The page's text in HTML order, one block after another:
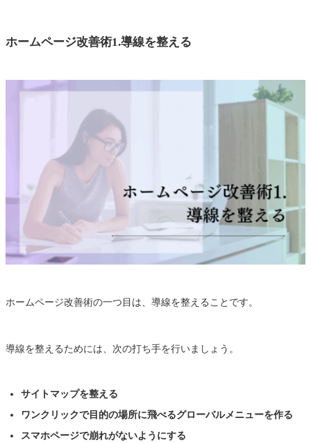
ホームページ改善術1.導線を整える
ホームページ改善術の一つ目は、導線を整えることです。
導線を整えるためには、次の打ち手を行いましょう。
サイトマップを整える
ワンクリックで目的の場所に飛べるグローバルメニューを作る
スマホページで崩れがないようにする